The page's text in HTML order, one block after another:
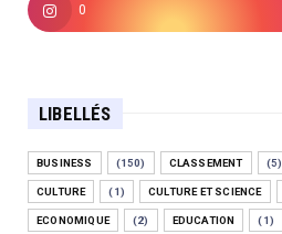
0
LIBELLÉS
BUSINESS (150) CLASSEMENT (5)
CULTURE (1) CULTURE ET SCIENCE
ECONOMIQUE (2) EDUCATION (1)